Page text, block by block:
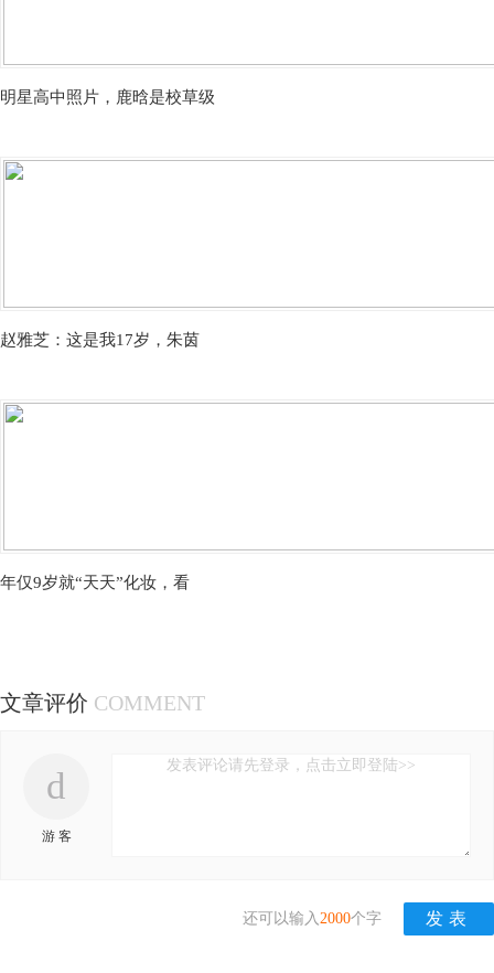
明星高中照片，鹿晗是校草级
赵雅芝：这是我17岁，朱茵
年仅9岁就“天天”化妆，看
文章评价 COMMENT
d
游 客
发表评论请先登录，点击立即登陆>>
还可以输入2000个字